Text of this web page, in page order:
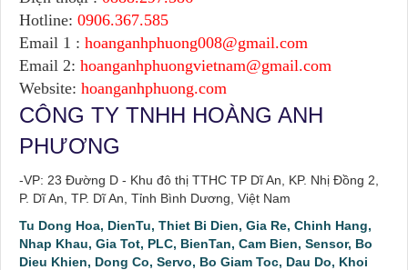
Hotline: 0906.367.585
Email 1 : hoanganhphuong008@gmail.com
Email 2: hoanganhphuongvietnam@gmail.com
Website: hoanganhphuong.com
CÔNG TY TNHH HOÀNG ANH
PHƯƠNG
-VP: 23 Đường D - Khu đô thị TTHC TP Dĩ An, KP. Nhị Đồng 2,
P. Dĩ An, TP. Dĩ An, Tỉnh Bình Dương, Việt Nam
Tu Dong Hoa, DienTu, Thiet Bi Dien, Gia Re, Chinh Hang,
Nhap Khau, Gia Tot, PLC, BienTan, Cam Bien, Sensor, Bo
Dieu Khien, Dong Co, Servo, Bo Giam Toc, Dau Do, Khoi